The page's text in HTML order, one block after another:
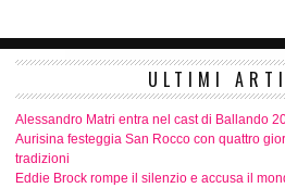
ULTIMI
Alessandro Matri entra nel cast di Ballando
Aurisina festeggia San Rocco con quattro
tradizioni
Eddie Brock rompe il silenzio e accusa il